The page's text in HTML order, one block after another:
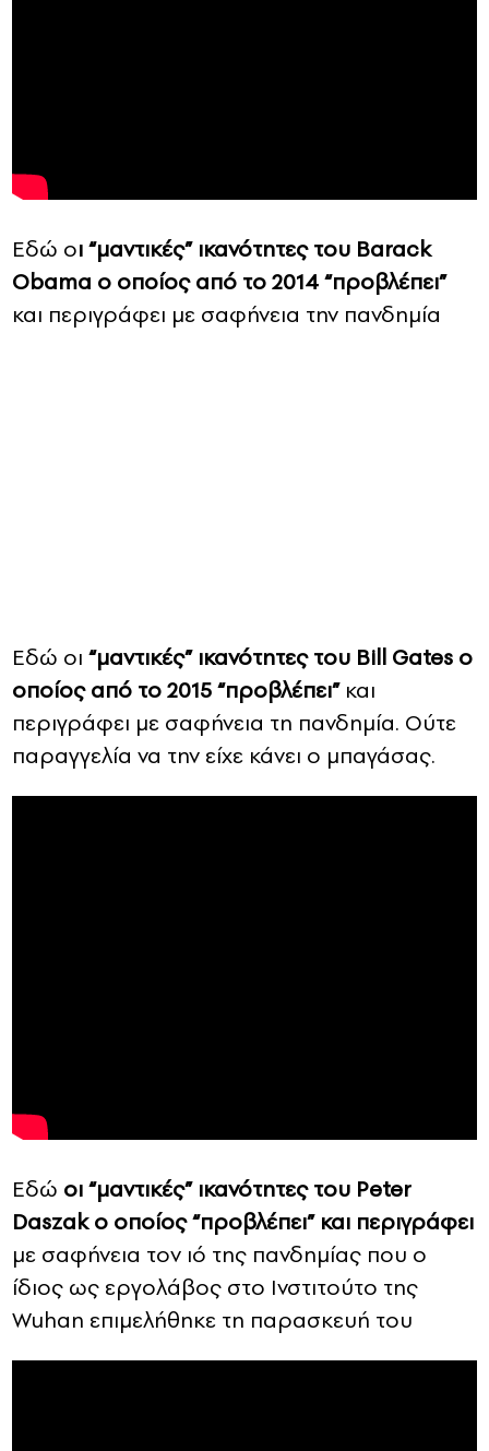
Eδώ οι “μαντικές” ικανότητες του Barack
Obama ο οποίος από το 2014 “προβλέπει”
και περιγράφει με σαφήνεια την πανδημία
Eδώ οι “μαντικές” ικανότητες του Βill Gates ο
οποίος από το 2015 “προβλέπει”και
περιγράφει με σαφήνεια τη πανδημία. Ούτε
παραγγελία να την είχε κάνει ο μπαγάσας.
Eδώ οι “μαντικές” ικανότητες του Peter
Daszak ο οποίος “προβλέπει” και περιγράφει
με σαφήνεια τον ιό της πανδημίας που ο
ίδιος ως εργολάβος στο Ινστιτούτο της
Wuhan επιμελήθηκε τη παρασκευή του